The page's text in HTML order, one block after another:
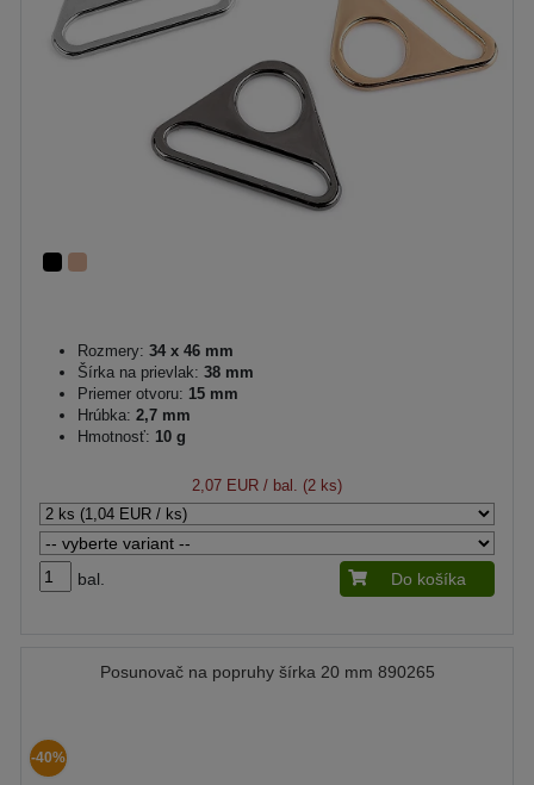
Rozmery: 34 x 46 mm
Šírka na prievlak: 38 mm
Priemer otvoru: 15 mm
Hrúbka: 2,7 mm
Hmotnosť: 10 g
2,07 EUR / bal. (2 ks)
bal. Do košíka
Posunovač na popruhy šírka 20 mm 890265
-40%